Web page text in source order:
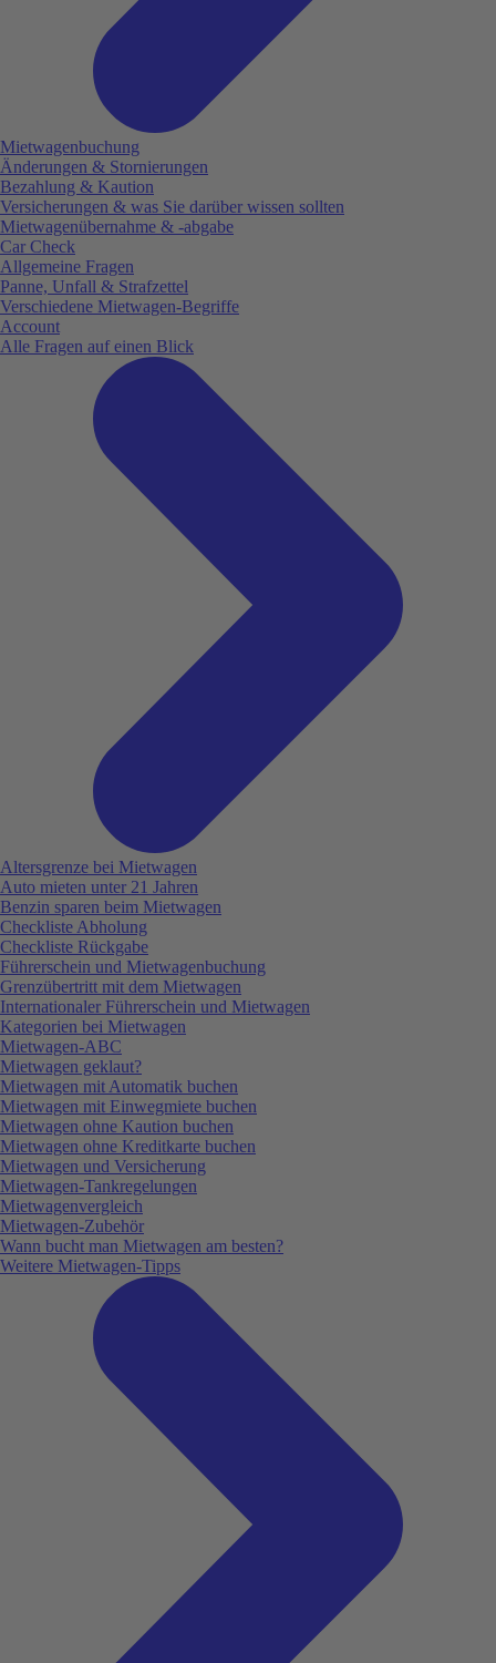
Mietwagenbuchung
Änderungen & Stornierungen
Bezahlung & Kaution
Versicherungen & was Sie darüber wissen sollten
Mietwagenübernahme & -abgabe
Car Check
Allgemeine Fragen
Panne, Unfall & Strafzettel
Verschiedene Mietwagen-Begriffe
Account
Alle Fragen auf einen Blick
Altersgrenze bei Mietwagen
Auto mieten unter 21 Jahren
Benzin sparen beim Mietwagen
Checkliste Abholung
Checkliste Rückgabe
Führerschein und Mietwagenbuchung
Grenzübertritt mit dem Mietwagen
Internationaler Führerschein und Mietwagen
Kategorien bei Mietwagen
Mietwagen-ABC
Mietwagen geklaut?
Mietwagen mit Automatik buchen
Mietwagen mit Einwegmiete buchen
Mietwagen ohne Kaution buchen
Mietwagen ohne Kreditkarte buchen
Mietwagen und Versicherung
Mietwagen-Tankregelungen
Mietwagenvergleich
Mietwagen-Zubehör
Wann bucht man Mietwagen am besten?
Weitere Mietwagen-Tipps